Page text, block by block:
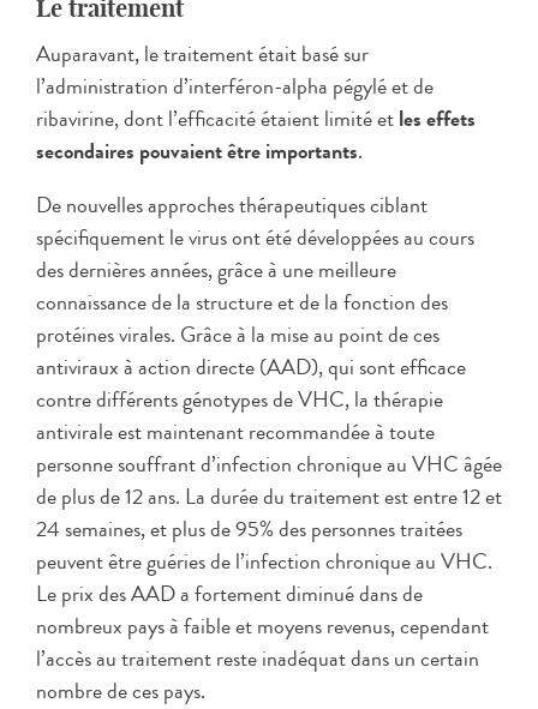
Le traitement
Auparavant, le traitement était basé sur
l’administration d’interféron-alpha pégylé et de
ribavirine, dont l’efficacité étaient limité etles effets
secondaires pouvaient être importants.
De nouvelles approches thérapeutiques ciblant
spécifiquement le virus ont été développées au cours
des dernières années, grâce à une meilleure
connaissance de la structure et de la fonction des
protéines virales. Grâce à la mise au point de ces
antiviraux à action directe (AAD), qui sont efficace
contre différents génotypes de VHC, la thérapie
antivirale est maintenant recommandée à toute
personne souffrant d’infection chronique au VHC âgée
de plus de 12 ans. La durée du traitement est entre 12 et
24 semaines, et plus de 95% des personnes traitées
peuvent être guéries de l’infection chronique au VHC.
Le prix des AAD a fortement diminué dans de
nombreux pays à faible et moyens revenus, cependant
l’accès au traitement reste inadéquat dans un certain
nombre de ces pays.